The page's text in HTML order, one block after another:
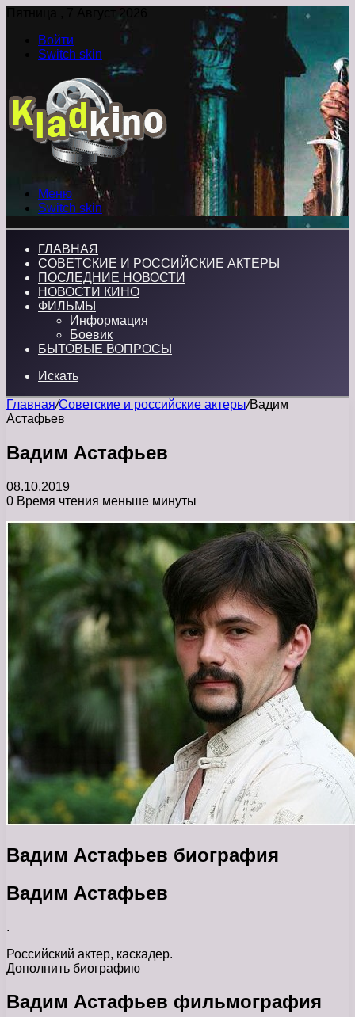
Пятница , 7 Август 2026
Войти
Switch skin
Меню
Switch skin
ГЛАВНАЯ
СОВЕТСКИЕ И РОССИЙСКИЕ АКТЕРЫ
ПОСЛЕДНИЕ НОВОСТИ
НОВОСТИ КИНО
ФИЛЬМЫ
Информация
Боевик
БЫТОВЫЕ ВОПРОСЫ
Искать
Главная/Советские и российские актеры/Вадим
Астафьев
Вадим Астафьев
08.10.2019
0 Время чтения меньше минуты
Вадим Астафьев биография
Вадим Астафьев
.
Российский актер, каскадер.
Дополнить биографию
Вадим Астафьев фильмография